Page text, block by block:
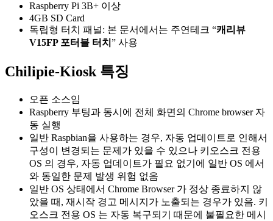
Raspberry Pi 3B+ 이상
4GB SD Card
독립형 터치 패널: 본 문서에서는 주연테크 “캐리뷰
V15FP 포터블 터치 ” 사용
Chilipie-Kiosk 특징
오픈 소스임
Raspberry 부팅과 동시에 전체 화면의 Chrome browser 자
동 실행
일반 Raspbian을 사용하는 경우, 자동 업데이트로 인해서
구성이 변경되는 문제가 있을 수 있으나 키오스크 전용
OS 의 경우, 자동 업데이트가 필요 없기에 일반 OS 에서
와 동일한 문제 발생 위험 없음
일반 OS 상태에서 Chrome Browser 가 정상 종료하지 않
았을 때, 재시작 경고 메시지가 노출되는 경우가 있음. 키
오스크 전용 OS 는 자동 복구되기 때문에 불필요한 메시